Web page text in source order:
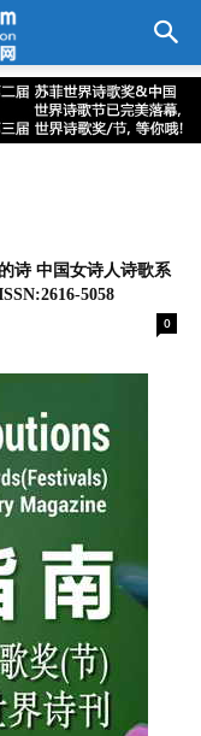
诗 中国女诗人诗歌系
5058
0